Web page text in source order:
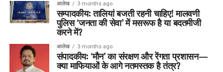
आलेख 3 months ago
सम्पादकीय: तालियां बजती रहनी चाहिए! मालवणी
पुलिस ‘जनता की सेवा’ में मसरूफ है या बदतमीजी
करने में?
आलेख 3 months ago
संपादकीय: ‘मौन’ का संरक्षण और रेंगता प्रशासन—
क्या माफियाओं के आगे नतमस्तक है तंत्र?